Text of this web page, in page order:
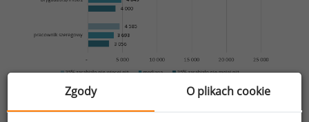
Źródło: Ogólnopolskie Badanie Wynagrodzeń (OBW) przeprowadzone
przez Sedlak
Sedlak w 2020 roku
Zgody O plikach cookie